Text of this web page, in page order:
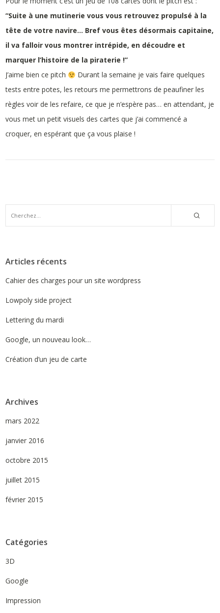
“Suite à une mutinerie vous vous retrouvez propulsé à la
tête de votre navire… Bref vous êtes désormais capitaine,
il va falloir vous montrer intrépide, en découdre et
marquer l’histoire de la piraterie !”
J’aime bien ce pitch
Durant la semaine je vais faire quelques
tests entre potes, les retours me permettrons de peaufiner les
règles voir de les refaire, ce que je n’espère pas… en attendant, je
vous met un petit visuels des cartes que j’ai commencé a
croquer, en espérant que ça vous plaise !
Articles récents
Cahier des charges pour un site wordpress
Lowpoly side project
Lettering du mardi
Google, un nouveau look…
Création d’un jeu de carte
Archives
mars 2022
janvier 2016
octobre 2015
juillet 2015
février 2015
Catégories
3D
Google
Impression